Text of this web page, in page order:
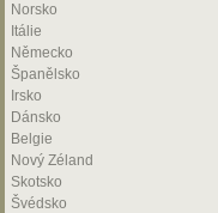
Norsko
Itálie
Německo
Španělsko
Irsko
Dánsko
Belgie
Nový Zéland
Skotsko
Švédsko